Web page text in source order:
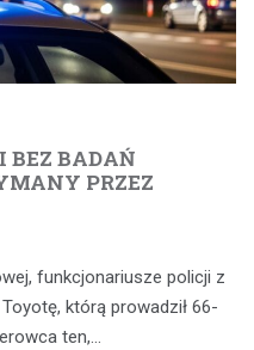
BEZ BADAŃ
PRZEZ
funkcjonariusze policji z
którą prowadził 66-
ten,…